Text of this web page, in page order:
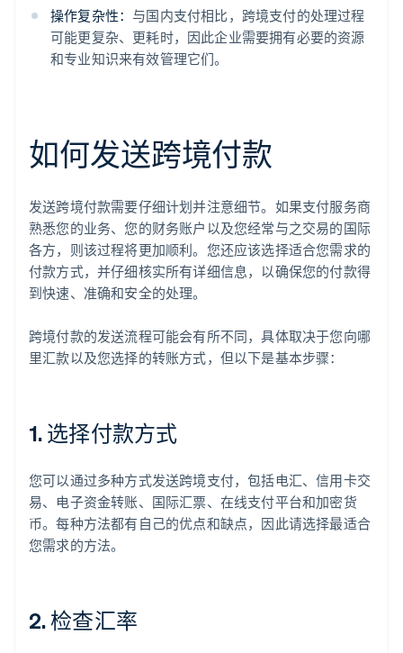
操作复杂性：与国内支付相比，跨境支付的处理过程
可能更复杂、更耗时，因此企业需要拥有必要的资源
和专业知识来有效管理它们。
如何发送跨境付款
发送跨境付款需要仔细计划并注意细节。如果支付服务商
熟悉您的业务、您的财务账户以及您经常与之交易的国际
各方，则该过程将更加顺利。您还应该选择适合您需求的
付款方式，并仔细核实所有详细信息，以确保您的付款得
到快速、准确和安全的处理。
跨境付款的发送流程可能会有所不同，具体取决于您向哪
里汇款以及您选择的转账方式，但以下是基本步骤：
1. 选择付款方式
您可以通过多种方式发送跨境支付，包括电汇、信用卡交
易、电子资金转账、国际汇票、在线支付平台和加密货
币。每种方法都有自己的优点和缺点，因此请选择最适合
您需求的方法。
2. 检查汇率